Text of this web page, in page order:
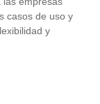
casos de uso y
y